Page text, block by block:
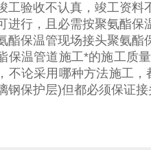
工验收不认真，竣工资料
进行，且必需按聚氨酯
酯保温管现场接头聚氨酯
保温管道施工*的施工质
不论采用哪种方法施工
钢保护层)但都必须保证接